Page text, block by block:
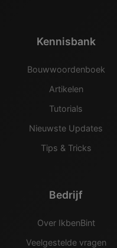
Kennisbank
Bouwwoordenboek
Artikelen
Tutorials
Nieuwste Updates
Tips & Tricks
Bedrijf
Over IkbenBint
Veelgestelde vragen